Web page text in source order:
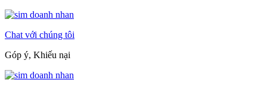
Chat với chúng tôi
Góp ý, Khiếu nại